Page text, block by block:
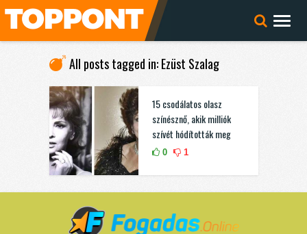
All posts tagged in: Ezüst Szalag
15 csodálatos olasz
színésznő, akik milliók
szívét hódították meg
0 1